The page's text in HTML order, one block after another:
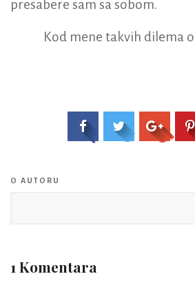
presabere sam sa sobom.
Kod mene takvih dilema
O AUTORU
1 Komentara